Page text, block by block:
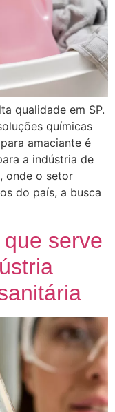
qualidade em SP.
químicas
amaciante é
a indústria de
onde o setor
do país, a busca
serve